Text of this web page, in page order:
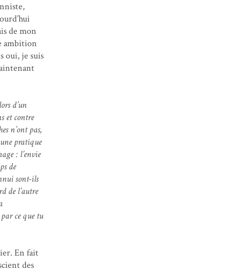
de mon
ambition
oui, je suis
d’un
et contre
n’ont pas,
pratique
: l’envie
de
sont-ils
de l’autre
ce que tu
En fait
des